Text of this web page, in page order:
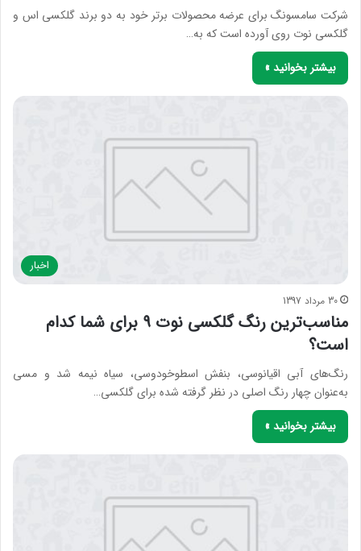
شرکت سامسونگ برای عرضه محصولات برتر خود به دو برند گلکسی اس و
گلکسی نوت روی آورده است که به…
بیشتر بخوانید »
اخبار
30 مرداد 1397
مناسب‌ترین رنگ گلکسی نوت 9 برای شما کدام
است؟
رنگ‌های آبی اقیانوسی، بنفش اسطوخودوسی، سیاه نیمه شد و مسی
به‌عنوان چهار رنگ اصلی در نظر گرفته شده برای گلکسی…
بیشتر بخوانید »